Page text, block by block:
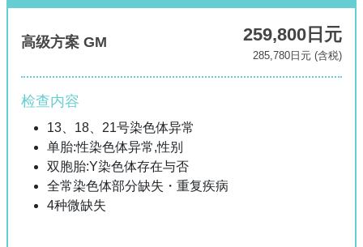
高级方案 GM 259,800日元
285,780日元 (含税)
检查内容
13、18、21号染色体异常
单胎:性染色体异常,性别
双胞胎:Y染色体存在与否
全常染色体部分缺失・重复疾病
4种微缺失